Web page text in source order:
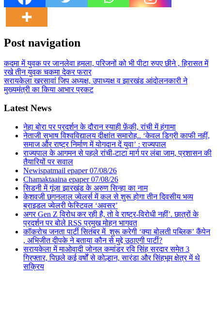
Post navigation
कदमा में युवक पर जानलेवा हमला, परिजनों को भी पीटा रुपए छीने , हिरासत में
रखे तीन युवक चकमा देकर फरार
सरायकेला खरसावां जिप अध्यक्ष, उपाध्यक्ष व झारखंड आंदोलनकारी ने
मुख्यमंत्री का किया आभार प्रकट
Latest News
नेहा बोरा पर प्रदर्शन के दौरान स्याही फ़ेंकी, रांची में हंगामा
नेताजी सुभाष विश्वविद्यालय दीक्षांत समारोह.. ‘केवल डिग्री काफी नहीं,
समाज और राष्ट्र निर्माण में योगदान दें युवा’ : राज्यपाल
राज्यपाल के आगमन से पहले रांची-टाटा मार्ग पर लंबा जाम, प्रशासन की
तैयारियों पर सवाल
Newispatmail epaper 07/08/26
Chamaktaaina epaper 07/08/26
सिडनी में गूंजा झारखंड के अरुण सिन्हा का नाम
केशवजी छगनलाल ज्वेलर्स में कल से शुरू होगा तीन दिवसीय भव्य
ब्राइडल ज्वेलरी फेस्टिवल ‘अवसर’
अगर Gen Z विरोध कर रही है, तो वे राष्ट्र-विरोधी नहीं’. छात्रों के
प्रदर्शन पर बोले RSS प्रमुख मोहन भागवत
कॉकरोच जनता पार्टी सितंबर में शुरू करेगी ‘क्या बोलती पब्लिक’ कैंपेन
, अभिजीत दीपके ने बताया कौन से मुद्दे उठाएगी पार्टी?
सरायकेला में माओवादी जोनल कमांडर रवि सिंह सरदार समेत 3
गिरफ्तार, पिछले कई वर्षों से कोल्हान, सारंडा और सिंहभूम क्षेत्र में थे
सक्रिय